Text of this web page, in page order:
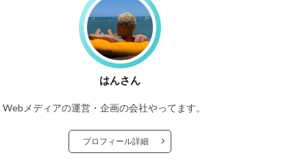
はんさん
Webメディアの運営・企画の会社やってます。
プロフィール詳細